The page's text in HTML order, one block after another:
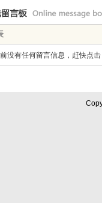
没有任何留言信息，赶快点